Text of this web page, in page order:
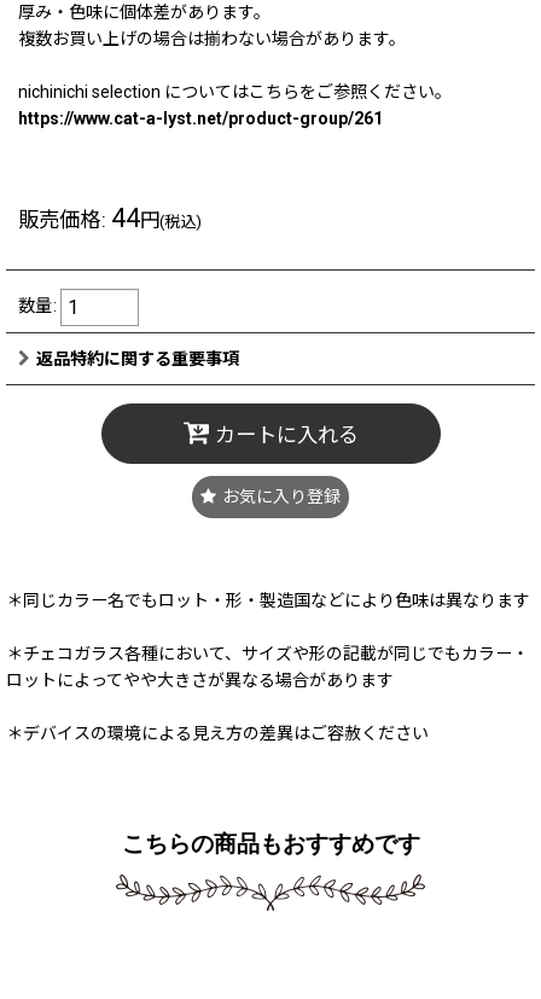
厚み・色味に個体差があります。
複数お買い上げの場合は揃わない場合があります。
nichinichi selection についてはこちらをご参照ください。
https://www.cat-a-lyst.net/product-group/261
販売価格: 44円(税込)
数量:
返品特約に関する重要事項
カートに入れる
お気に入り登録
＊同じカラー名でもロット・形・製造国などにより色味は異なります
＊チェコガラス各種において、サイズや形の記載が同じでもカラー・
ロットによってやや大きさが異なる場合があります
＊デバイスの環境による見え方の差異はご容赦ください
こちらの商品もおすすめです